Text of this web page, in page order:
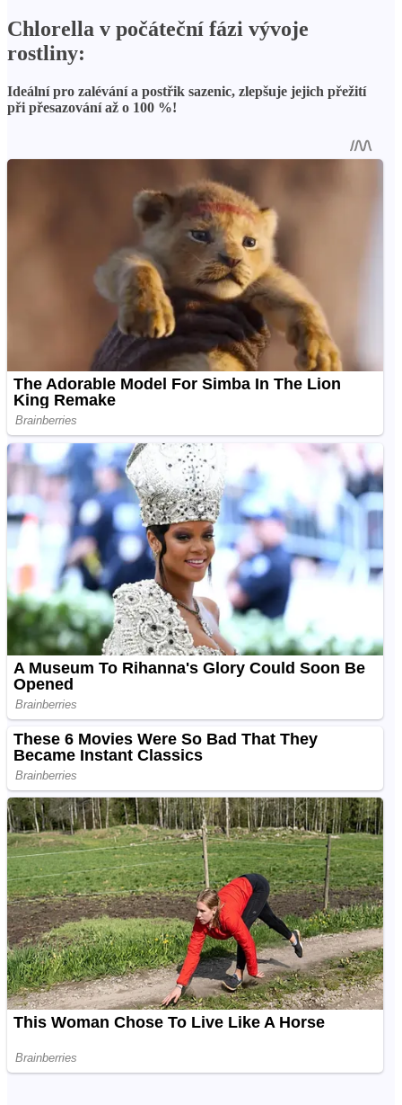
Chlorella v počáteční fázi vývoje
rostliny:
Ideální pro zalévání a postřik sazenic, zlepšuje jejich přežití
při přesazování až o 100 %!